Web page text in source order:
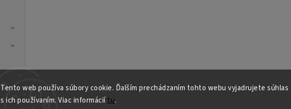
Tento web používa súbory cookie. Ďalším prechádzaním tohto webu vyjadrujete súhlas
s ich používaním. Viac informáciítu.